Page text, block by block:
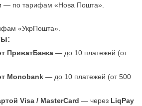
— по тарифам «Нова Пошта».
«УкрПошта».
ПриватБанка — до 10 платежей (от
Monobank — до 10 платежей (от 500
Visa / MasterCard — через LiqPay